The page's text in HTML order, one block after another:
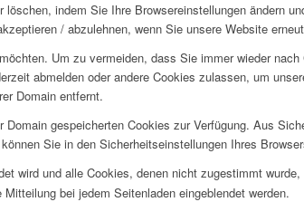
indem Sie Ihre Browsereinstellungen ändern
/ abzulehnen, wenn Sie unsere Website
Um zu vermeiden, dass Sie immer wieder
abmelden oder andere Cookies zulassen, um
Domain entfernt.
gespeicherten Cookies zur Verfügung. Aus
Sie in den Sicherheitseinstellungen Ihres
wird und alle Cookies, denen nicht zugestimmt
bei jedem Seitenladen eingeblendet werden.